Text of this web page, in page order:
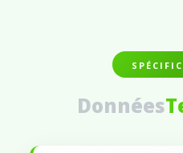
Données